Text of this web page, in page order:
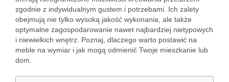
zgodnie z indywidualnym gustem i potrzebami. Ich zalety
obejmują nie tylko wysoką jakość wykonania, ale także
optymalne zagospodarowanie nawet najbardziej nietypowych
i niewielkich wnętrz. Poznaj, dlaczego warto postawić na
meble na wymiar i jak mogą odmienić Twoje mieszkanie lub
dom.